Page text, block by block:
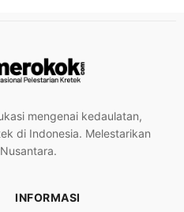
mengenai kedaulatan,
di Indonesia. Melestarikan
INFORMASI